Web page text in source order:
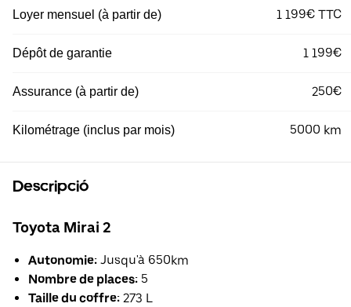
Loyer mensuel (à partir de) 1 199€ TTC
Dépôt de garantie 1 199€
Assurance (à partir de) 250€
Kilométrage (inclus par mois) 5000 km
Descripció
Toyota Mirai 2
Autonomie: Jusqu'à 650km
Nombre de places: 5
Taille du coffre: 273 L